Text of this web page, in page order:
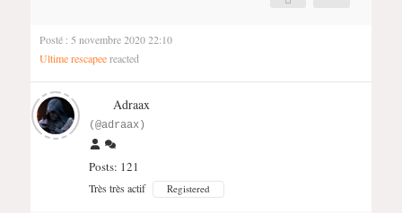
Posté : 5 novembre 2020 22:10
Ultime rescapeereacted
Adraax
(@adraax)
Posts: 121
Très très actif Registered